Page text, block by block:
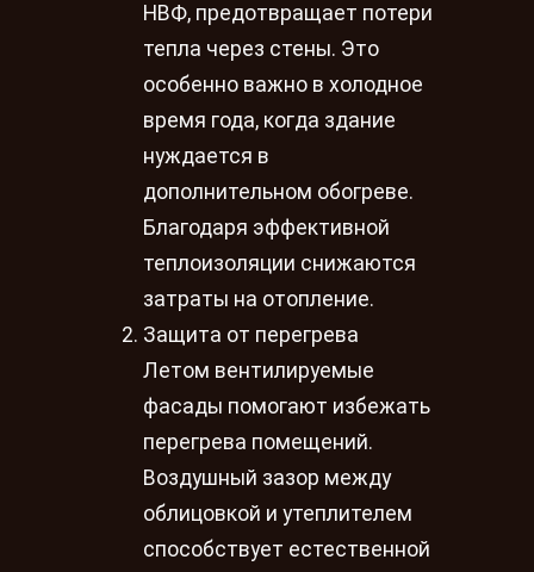
НВФ, предотвращает потери
тепла через стены. Это
особенно важно в холодное
время года, когда здание
нуждается в
дополнительном обогреве.
Благодаря эффективной
теплоизоляции снижаются
затраты на отопление.
Защита от перегрева
Летом вентилируемые
фасады помогают избежать
перегрева помещений.
Воздушный зазор между
облицовкой и утеплителем
способствует естественной